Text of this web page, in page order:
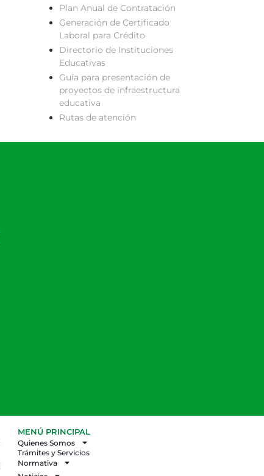
Plan Anual de Contratación
Generación de Certificado
Laboral para Crédito
Directorio de Instituciones
Educativas
Guía para presentación de
proyectos de infraestructura
educativa
Rutas de atención
MENÚ PRINCIPAL
Quienes Somos
Trámites y Servicios
Normativa